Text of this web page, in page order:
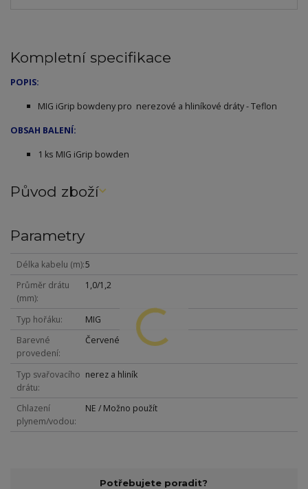
Kompletní specifikace
POPIS:
MIG iGrip bowdeny pro nerezové a hliníkové dráty - Teflon
OBSAH BALENÍ:
1 ks MIG iGrip bowden
Původ zboží
Parametry
Délka kabelu (m) 5
Průměr drátu
(mm)
1,0/1,2
Typ hořáku
MIG
Barevné
provedení
Červené
Typ svařovacího
drátu
nerez a hliník
Chlazení
plynem/vodou
NE / Možno použít
Potřebujete poradit?